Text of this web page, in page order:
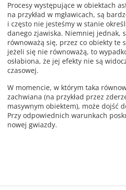
Procesy występujące w obiektach
na przykład w mgławicach, są
i często nie jesteśmy w stanie
danego zjawiska. Niemniej jednak,
równoważą się, przez co obiekty te
jeżeli się nie równoważą, to
osłabiona, że jej efekty nie są
czasowej.
W momencie, w którym taka
zachwiana (na przykład przez
masywnym obiektem), może dojść
Przy odpowiednich warunkach
nowej gwiazdy.